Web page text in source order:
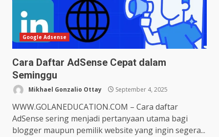
Google Adsense
Cara Daftar AdSense Cepat dalam
Seminggu
Mikhael Gonzalio Ottay September 4, 2025
WWW.GOLANEDUCATION.COM – Cara daftar
AdSense sering menjadi pertanyaan utama bagi
blogger maupun pemilik website yang ingin segera...